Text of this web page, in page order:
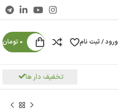
ورود / ثبت نام 0 تومان
تخفیف دار ها